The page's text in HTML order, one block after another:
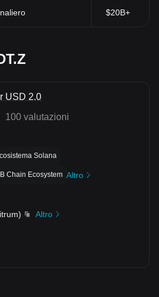
$20B+
USD 2.0
100 valutazioni
Solana
Chain Ecosystem Altro
)
Altro